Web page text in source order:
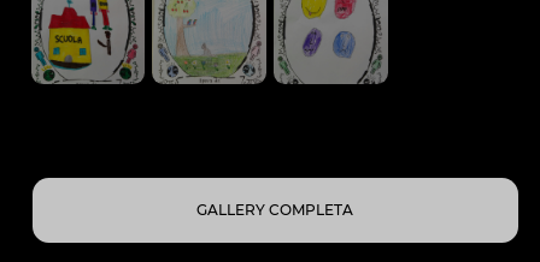
GALLERY COMPLETA